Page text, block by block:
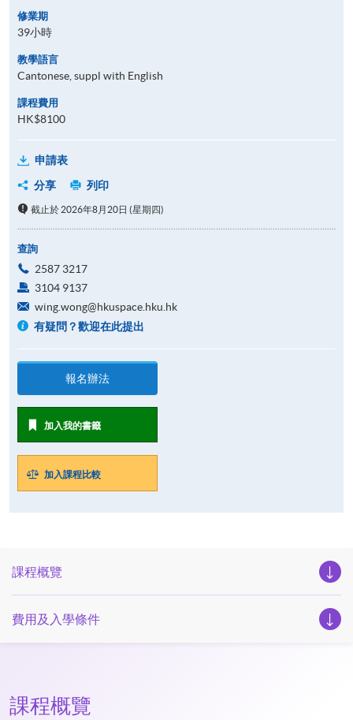
修業期
39小時
教學語言
Cantonese, suppl with English
課程費用
HK$8100
申請表
分享
列印
截止於 2026年8月20日 (星期四)
查詢
2587 3217
3104 9137
wing.wong@hkuspace.hku.hk
有疑問？歡迎在此提出
報名辦法
加入我的書籤
加入課程比較
課程概覽
費用及入學條件
課程概覽